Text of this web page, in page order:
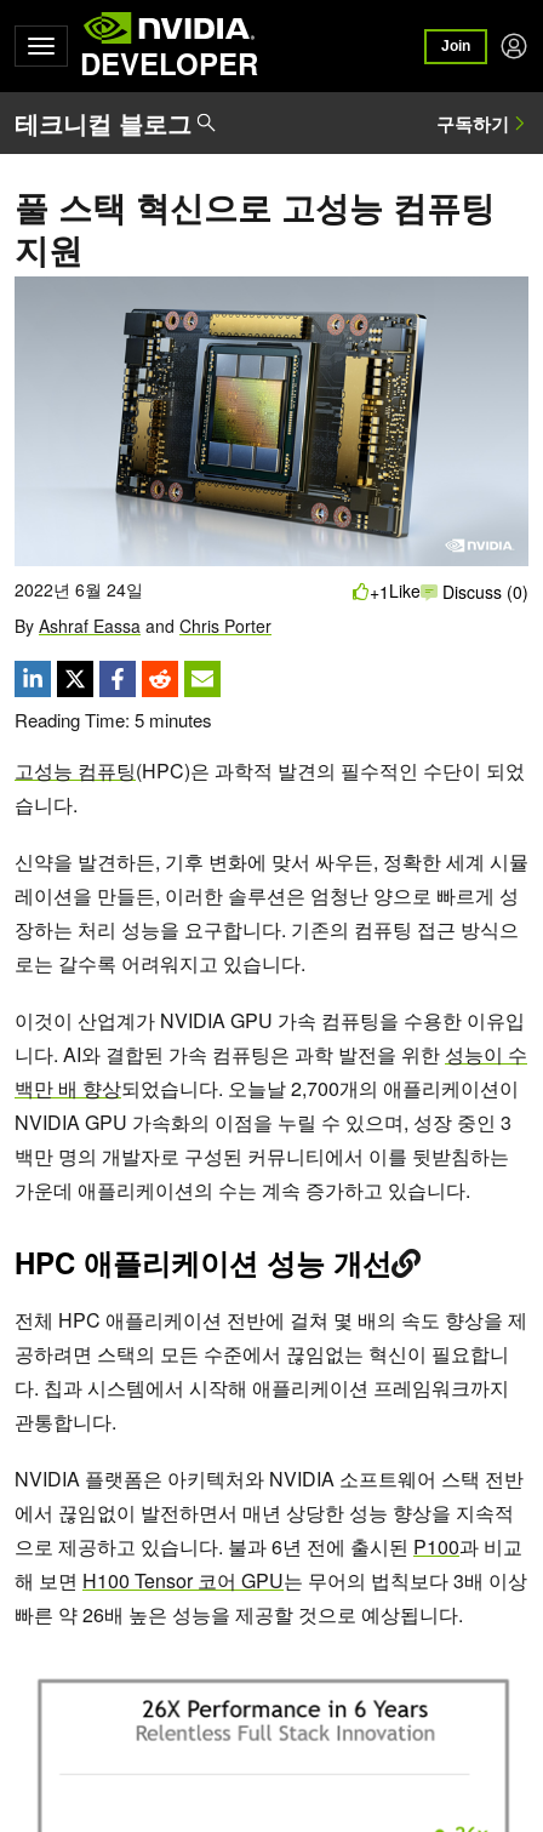
DEVELOPER Join
풀 스택 혁신으로 고성능 컴퓨팅
지원
2022년 6월 24일
By Ashraf Eassa and Chris Porter
+1 Like Discuss (0)
Reading Time: 5 minutes
고성능 컴퓨팅(HPC)은 과학적 발견의 필수적인 수단이 되었
습니다.
신약을 발견하든, 기후 변화에 맞서 싸우든, 정확한 세계 시뮬
레이션을 만들든, 이러한 솔루션은 엄청난 양으로 빠르게 성
장하는 처리 성능을 요구합니다. 기존의 컴퓨팅 접근 방식으
로는 갈수록 어려워지고 있습니다.
이것이 산업계가 NVIDIA GPU 가속 컴퓨팅을 수용한 이유입
니다. AI와 결합된 가속 컴퓨팅은 과학 발전을 위한 성능이 수
백만 배 향상되었습니다. 오늘날 2,700개의 애플리케이션이
NVIDIA GPU 가속화의 이점을 누릴 수 있으며, 성장 중인 3
백만 명의 개발자로 구성된 커뮤니티에서 이를 뒷받침하는
가운데 애플리케이션의 수는 계속 증가하고 있습니다.
HPC 애플리케이션 성능 개선
전체 HPC 애플리케이션 전반에 걸쳐 몇 배의 속도 향상을 제
공하려면 스택의 모든 수준에서 끊임없는 혁신이 필요합니
다. 칩과 시스템에서 시작해 애플리케이션 프레임워크까지
관통합니다.
NVIDIA 플랫폼은 아키텍처와 NVIDIA 소프트웨어 스택 전반
에서 끊임없이 발전하면서 매년 상당한 성능 향상을 지속적
으로 제공하고 있습니다. 불과 6년 전에 출시된 P100과 비교
해 보면 H100 Tensor 코어 GPU는 무어의 법칙보다 3배 이상
빠른 약 26배 높은 성능을 제공할 것으로 예상됩니다.